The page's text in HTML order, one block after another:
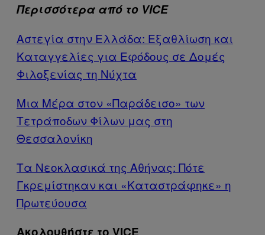
Περισσότερα από το VICE
Αστεγία στην Ελλάδα: Εξαθλίωση και
Καταγγελίες για Εφόδους σε Δομές
Φιλοξενίας τη Νύχτα
Μια Μέρα στον «Παράδεισο» των
Τετράποδων Φίλων μας στη
Θεσσαλονίκη
Τα Νεοκλασικά της Αθήνας: Πότε
Γκρεμίστηκαν και «Καταστράφηκε» η
Πρωτεύουσα
Ακολουθήστε το VICE